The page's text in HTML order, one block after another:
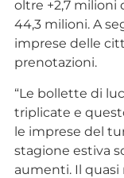
oltre +2,7
44,3 milioni. A
imprese delle
prenotazioni.
“Le bollette di
triplicate e
le imprese del
stagione estiva
aumenti. Il